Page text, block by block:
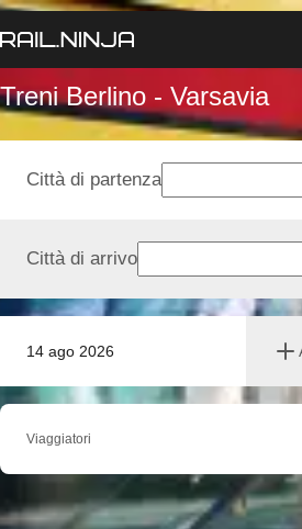
Treni Berlino - Varsavia
14 ago 2026
Città di partenza
Città di arrivo
Viaggiatori